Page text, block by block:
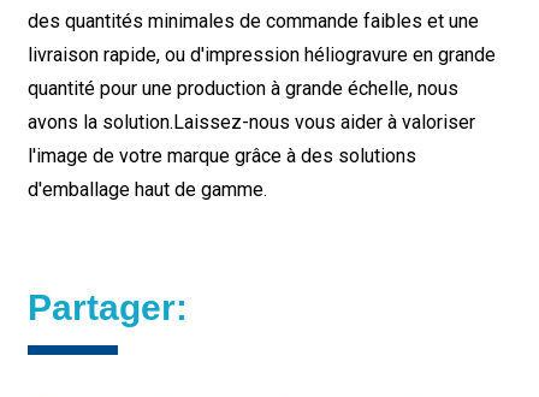
des quantités minimales de commande faibles et une
livraison rapide, ou d'impression héliogravure en grande
quantité pour une production à grande échelle, nous
avons la solution.Laissez-nous vous aider à valoriser
l'image de votre marque grâce à des solutions
d'emballage haut de gamme.
Partager: